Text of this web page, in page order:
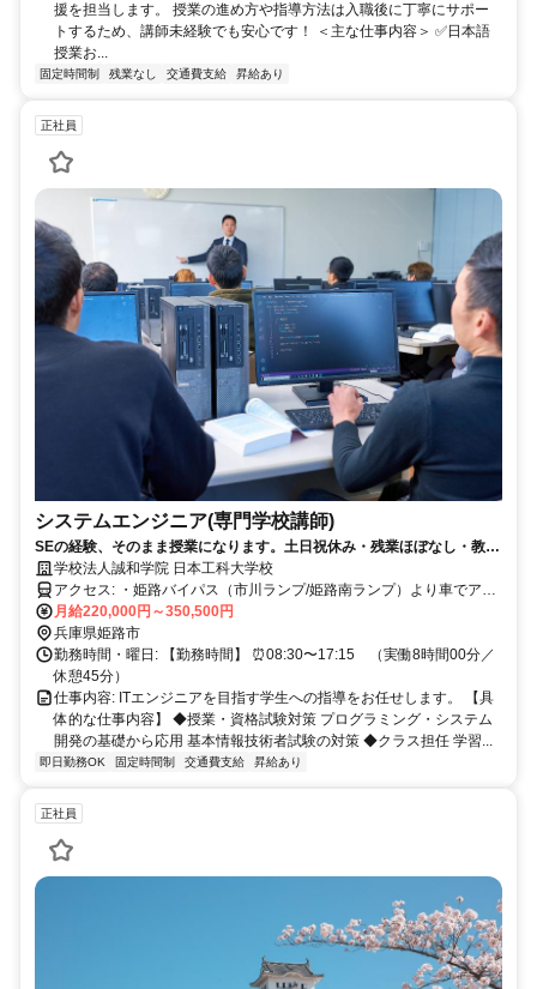
援を担当します。 授業の進め方や指導方法は入職後に丁寧にサポー
トするため、講師未経験でも安心です！ ＜主な仕事内容＞ ✅日本語
授業お...
固定時間制 残業なし 交通費支給 昇給あり
正社員
システムエンジニア(専門学校講師)
SEの経験、そのまま授業になります。土日祝休み・残業ほぼなし・教員
免許不要。
学校法人誠和学院 日本工科大学校
アクセス: ・姫路バイパス（市川ランプ/姫路南ランプ）より車でアク
セス可 《JRでお越しの場合》 JR姫路駅南口「神姫バス」→兼田バス
停徒歩10分 《山陽電鉄でお越しの場合》 山陽電鉄 妻鹿駅から徒歩15
分
月給220,000円～350,500円
兵庫県姫路市
勤務時間・曜日: 【勤務時間】 ⏰08:30〜17:15 （実働8時間00分／
休憩45分）
仕事内容: ITエンジニアを目指す学生への指導をお任せします。 【具
体的な仕事内容】 ◆授業・資格試験対策 プログラミング・システム
開発の基礎から応用 基本情報技術者試験の対策 ◆クラス担任 学習...
即日勤務OK 固定時間制 交通費支給 昇給あり
正社員